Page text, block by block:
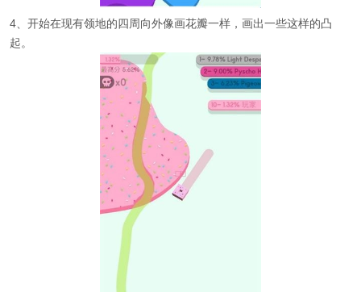
4、开始在现有领地的四周向外像画花瓣一样，画出一些这样的凸
起。